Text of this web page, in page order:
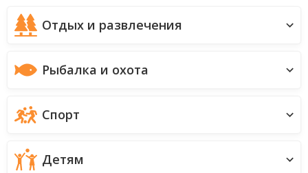
Отдых и развлечения
Рыбалка и охота
Спорт
Детям